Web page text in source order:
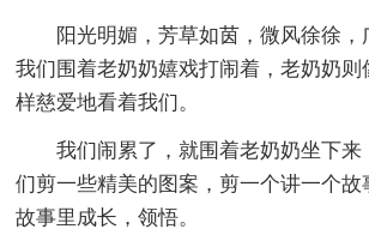
阳光明媚，芳草如茵，微风徐徐，
我们围着老奶奶嬉戏打闹着，老奶奶则
样慈爱地看着我们。
我们闹累了，就围着老奶奶坐下来
们剪一些精美的图案，剪一个讲一个故
故事里成长，领悟。